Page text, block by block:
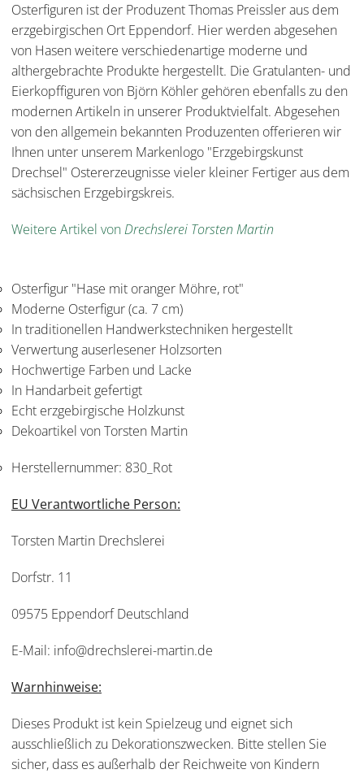
Osterfiguren ist der Produzent Thomas Preissler aus dem
erzgebirgischen Ort Eppendorf. Hier werden abgesehen
von Hasen weitere verschiedenartige moderne und
althergebrachte Produkte hergestellt. Die Gratulanten- und
Eierkopffiguren von Björn Köhler gehören ebenfalls zu den
modernen Artikeln in unserer Produktvielfalt. Abgesehen
von den allgemein bekannten Produzenten offerieren wir
Ihnen unter unserem Markenlogo "Erzgebirgskunst
Drechsel" Ostererzeugnisse vieler kleiner Fertiger aus dem
sächsischen Erzgebirgskreis.
Weitere Artikel vonDrechslerei Torsten Martin
Osterfigur "Hase mit oranger Möhre, rot"
Moderne Osterfigur (ca. 7 cm)
In traditionellen Handwerkstechniken hergestellt
Verwertung auserlesener Holzsorten
Hochwertige Farben und Lacke
In Handarbeit gefertigt
Echt erzgebirgische Holzkunst
Dekoartikel von Torsten Martin
Herstellernummer: 830_Rot
EU Verantwortliche Person:
Torsten Martin Drechslerei
Dorfstr. 11
09575 Eppendorf Deutschland
E-Mail: info@drechslerei-martin.de
Warnhinweise:
Dieses Produkt ist kein Spielzeug und eignet sich
ausschließlich zu Dekorationszwecken. Bitte stellen Sie
sicher, dass es außerhalb der Reichweite von Kindern